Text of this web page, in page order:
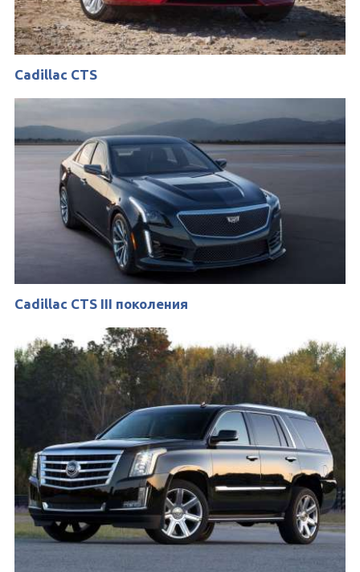
Cadillac CTS
Cadillac CTS III поколения